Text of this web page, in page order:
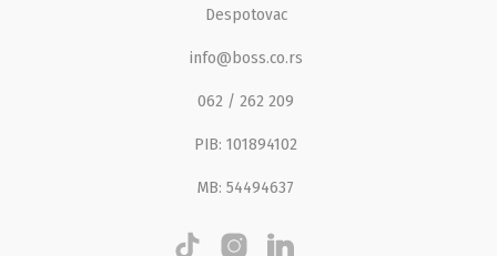
Despotovac
info@boss.co.rs
062 / 262 209
PIB: 101894102
MB: 54494637